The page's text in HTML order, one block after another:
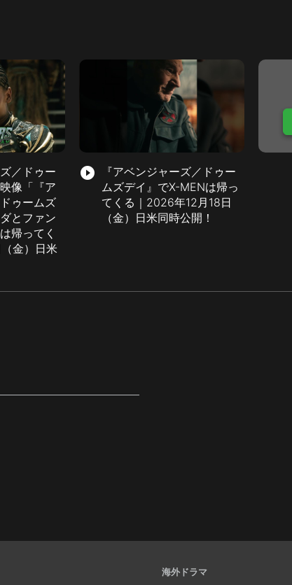
／ドゥー
像「『ア
ゥームズ
とファン
帰ってく
金）日米
play_circle_filled
『アベンジャーズ／ドゥー
ムズデイ』でX-MENは帰っ
てくる｜2026年12月18日
（金）日米同時公開！
海外ドラマ